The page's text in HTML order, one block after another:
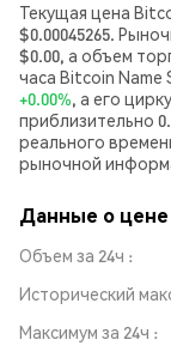
Текущая цена
$0.00045265.
$0.00, а объем
часа Bitcoin Name
+0.00%, а его
приблизительно
реального
рыночной
Данные о цене
Объем за 24ч
Исторический
Максимум за 24ч